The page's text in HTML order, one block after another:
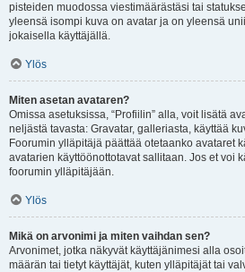
pisteiden muodossa viestimäärästäsi tai
yleensä isompi kuva on avatar ja on yleensä
jokaisella käyttäjällä.
Ylös
Miten asetan avataren?
Omissa asetuksissa, “Profiilin” alla, voit lisätä
neljästä tavasta: Gravatar, galleriasta, käyttää
Foorumin ylläpitäjä päättää otetaanko avataret
avatarien käyttöönottotavat sallitaan. Jos et voi
foorumin ylläpitäjään.
Ylös
Mikä on arvonimi ja miten vaihdan sen?
Arvonimet, jotka näkyvät käyttäjänimesi alla
määrän tai tietyt käyttäjät, kuten ylläpitäjät tai